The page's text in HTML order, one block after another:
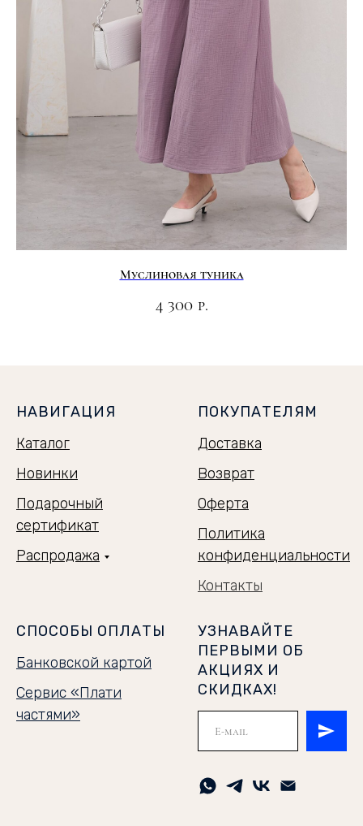
Муслиновая туника
4 300 р.
НАВИГАЦИЯ
Каталог
Новинки
Подарочный
сертификат
Распродажа
ПОКУПАТЕЛЯМ
Доставка
Возврат
Оферта
Политика
конфиденциальности
Контакты
СПОСОБЫ ОПЛАТЫ
Банковской картой
Сервис «Плати
частями»
УЗНАВАЙТЕ
ПЕРВЫМИ ОБ
АКЦИЯХ И
СКИДКАХ!